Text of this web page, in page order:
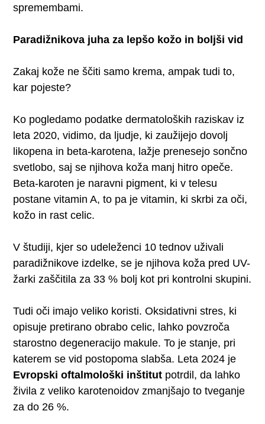
spremembami.
Paradižnikova juha za lepšo kožo in boljši vid
Zakaj kože ne ščiti samo krema, ampak tudi to,
kar pojeste?
Ko pogledamo podatke dermatoloških raziskav iz
leta 2020, vidimo, da ljudje, ki zaužijejo dovolj
likopena in beta-karotena, lažje prenesejo sončno
svetlobo, saj se njihova koža manj hitro opeče.
Beta-karoten je naravni pigment, ki v telesu
postane vitamin A, to pa je vitamin, ki skrbi za oči,
kožo in rast celic.
V študiji, kjer so udeleženci 10 tednov uživali
paradižnikove izdelke, se je njihova koža pred UV-
žarki zaščitila za 33 % bolj kot pri kontrolni skupini.
Tudi oči imajo veliko koristi. Oksidativni stres, ki
opisuje pretirano obrabo celic, lahko povzroča
starostno degeneracijo makule. To je stanje, pri
katerem se vid postopoma slabša. Leta 2024 je
Evropski oftalmološki inštitut potrdil, da lahko
živila z veliko karotenoidov zmanjšajo to tveganje
za do 26 %.